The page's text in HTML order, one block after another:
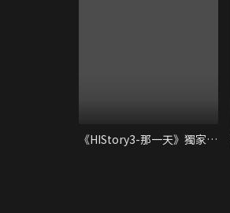
《HIStory3-那一天》獨家內容